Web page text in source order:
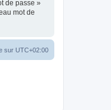
de passe »
mot de
sur UTC+02:00